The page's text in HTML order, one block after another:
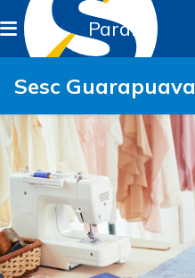
Paraná
Sesc Guarapuava